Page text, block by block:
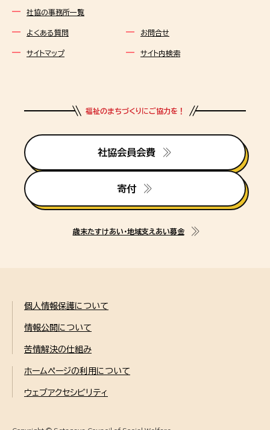
社協の事務所一覧
よくある質問 お問合せ
サイトマップ サイト内検索
福祉のまちづくりにご協力を！
社協会員会費
寄付
歳末たすけあい・地域支えあい募金
個人情報保護について
情報公開について
苦情解決の仕組み
ホームページの利用について
ウェブアクセシビリティ